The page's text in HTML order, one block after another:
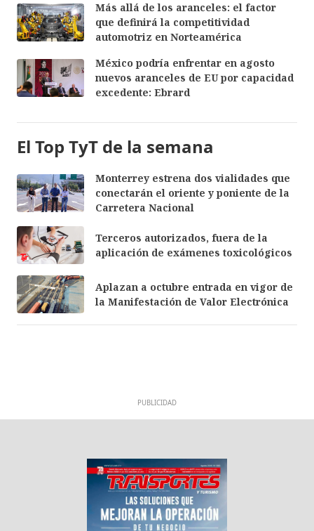
Más allá de los aranceles: el factor
que definirá la competitividad
automotriz en Norteamérica
México podría enfrentar en agosto
nuevos aranceles de EU por capacidad
excedente: Ebrard
El Top TyT de la semana
Monterrey estrena dos vialidades que
conectarán el oriente y poniente de la
Carretera Nacional
Terceros autorizados, fuera de la
aplicación de exámenes toxicológicos
Aplazan a octubre entrada en vigor de
la Manifestación de Valor Electrónica
PUBLICIDAD